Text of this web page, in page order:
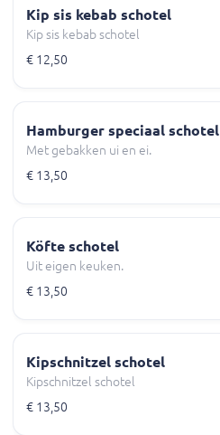
Kip sis kebab schotel
Kip sis kebab schotel
€ 12,50
Hamburger speciaal schotel
Met gebakken ui en ei.
€ 13,50
Köfte schotel
Uit eigen keuken.
€ 13,50
Kipschnitzel schotel
Kipschnitzel schotel
€ 13,50